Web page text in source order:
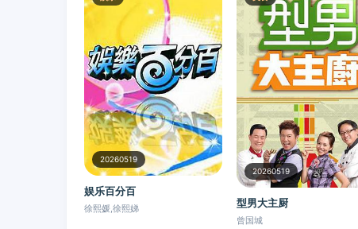
20260519
娱乐百分百
徐熙媛,徐熙娣
20260519
型男大主厨
曾国城